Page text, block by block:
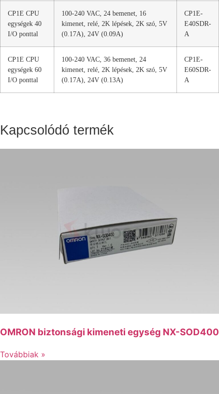
CP1E CPU
egységek 40
I/O ponttal
100-240 VAC, 24 bemenet, 16
kimenet, relé, 2K lépések, 2K szó, 5V
(0.17A), 24V (0.09A)
CP1E-
E40SDR-
A
CP1E CPU
egységek 60
I/O ponttal
100-240 VAC, 36 bemenet, 24
kimenet, relé, 2K lépések, 2K szó, 5V
(0.17A), 24V (0.13A)
CP1E-
E60SDR-
A
Kapcsolódó termék
OMRON biztonsági kimeneti egység NX-SOD400
Továbbiak »